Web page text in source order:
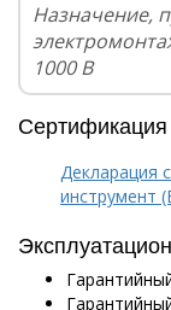
Назначение,
1000 В
Сертификация
Декларация
инструмент